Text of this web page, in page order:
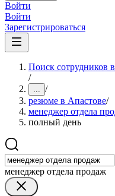
Войти
Войти
Зарегистрироваться
Поиск сотрудников
/
... /
резюме в Апастове/
менеджер отдела
полный день
менеджер отдела продаж